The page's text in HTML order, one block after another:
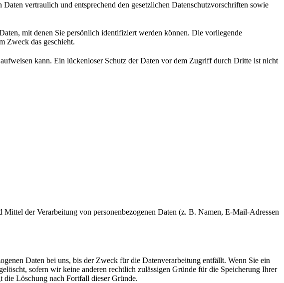
vertraulich und entsprechend den gesetzlichen Datenschutzvorschriften sowie
mit denen Sie persönlich identifiziert werden können. Die vorliegende
Zweck das geschieht.
kann. Ein lückenloser Schutz der Daten vor dem Zugriff durch Dritte ist nicht
der Verarbeitung von personenbezogenen Daten (z. B. Namen, E-Mail-Adressen
Daten bei uns, bis der Zweck für die Datenverarbeitung entfällt. Wenn Sie ein
sofern wir keine anderen rechtlich zulässigen Gründe für die Speicherung Ihrer
die Löschung nach Fortfall dieser Gründe.